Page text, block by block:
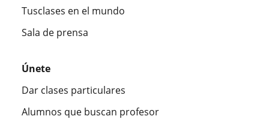
Tusclases en el mundo
Sala de prensa
Únete
Dar clases particulares
Alumnos que buscan profesor